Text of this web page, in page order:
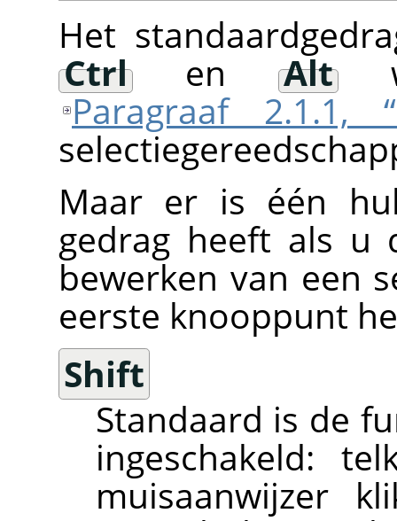
Het
CtrlenAlt
Paragraaf 2.1.1,
Maar er is één
gedrag heeft als u
bewerken van een
eerste knooppunt
Shift
Standaard is de
ingeschakeld:
muisaanwijzer